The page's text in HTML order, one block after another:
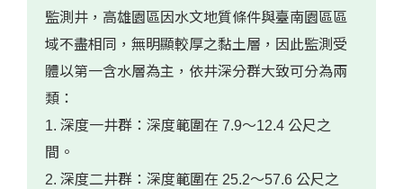
監測井，高雄園區因水文地質條件與臺南園區區
域不盡相同，無明顯較厚之黏土層，因此監測受
體以第一含水層為主，依井深分群大致可分為兩
類：
1. 深度一井群：深度範圍在 7.9～12.4 公尺之
間。
2. 深度二井群：深度範圍在 25.2～57.6 公尺之